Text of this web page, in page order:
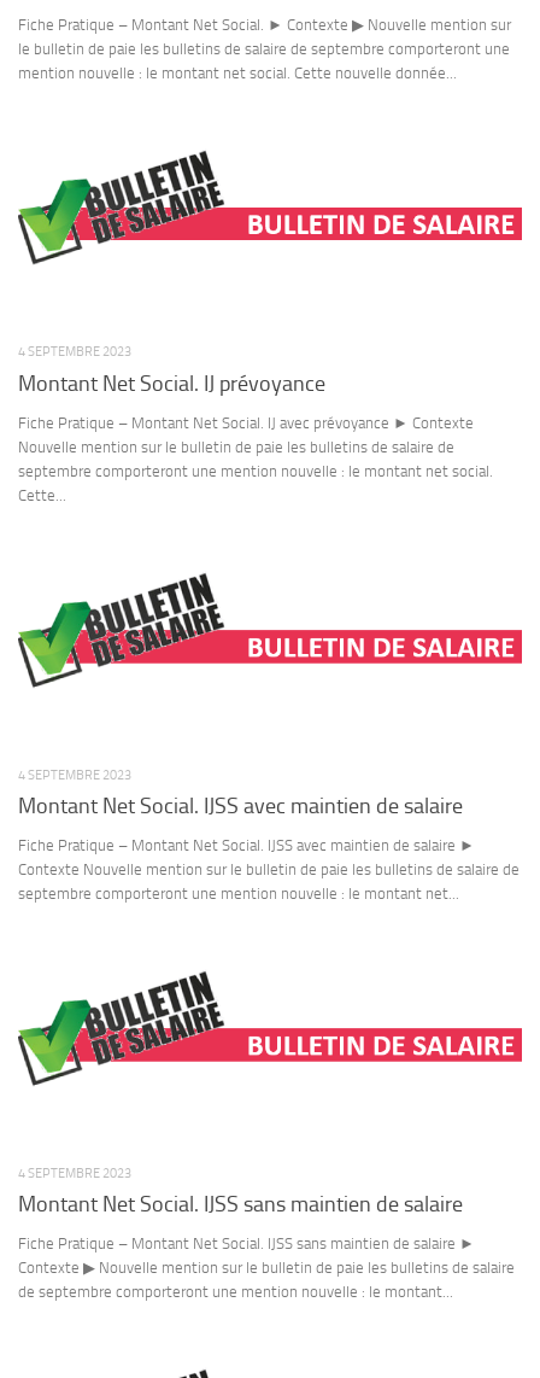
Fiche Pratique – Montant Net Social. ► Contexte ▶ Nouvelle mention sur
le bulletin de paie les bulletins de salaire de septembre comporteront une
mention nouvelle : le montant net social. Cette nouvelle donnée...
4 SEPTEMBRE 2023
Montant Net Social. IJ prévoyance
Fiche Pratique – Montant Net Social. IJ avec prévoyance ► Contexte
Nouvelle mention sur le bulletin de paie les bulletins de salaire de
septembre comporteront une mention nouvelle : le montant net social.
Cette...
4 SEPTEMBRE 2023
Montant Net Social. IJSS avec maintien de salaire
Fiche Pratique – Montant Net Social. IJSS avec maintien de salaire ►
Contexte Nouvelle mention sur le bulletin de paie les bulletins de salaire de
septembre comporteront une mention nouvelle : le montant net...
4 SEPTEMBRE 2023
Montant Net Social. IJSS sans maintien de salaire
Fiche Pratique – Montant Net Social. IJSS sans maintien de salaire ►
Contexte ▶ Nouvelle mention sur le bulletin de paie les bulletins de salaire
de septembre comporteront une mention nouvelle : le montant...